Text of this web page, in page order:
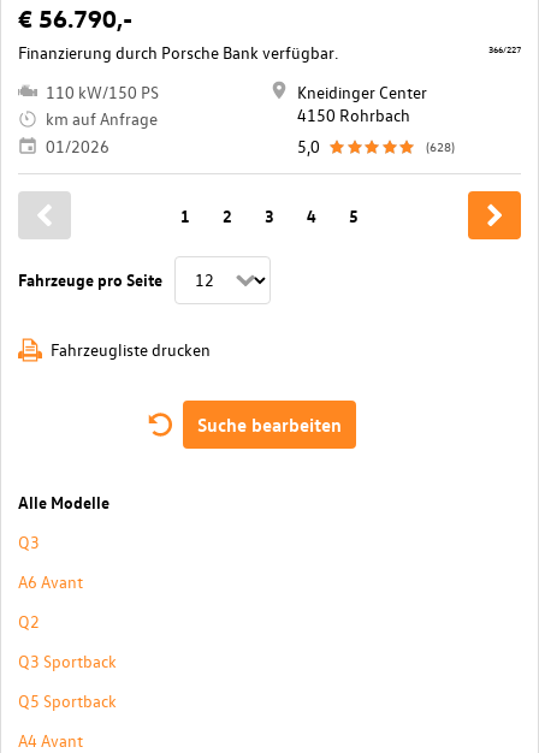
€ 56.790,-
Finanzierung durch Porsche Bank verfügbar.
110 kW/150 PS
km auf Anfrage
01/2026
Kneidinger Center
4150 Rohrbach
5,0
(628)
366/227
Fahrzeuge pro Seite
1 2 3 4 5
Fahrzeugliste drucken
Suche bearbeiten
Alle Modelle
Q3
A6 Avant
Q2
Q3 Sportback
Q5 Sportback
A4 Avant